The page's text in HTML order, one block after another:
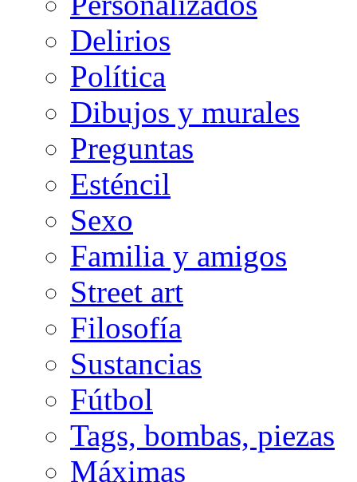
Delirios
Política
Dibujos y murales
Preguntas
Esténcil
Sexo
Familia y amigos
Street art
Filosofía
Sustancias
Fútbol
Tags, bombas, piezas
Máximas